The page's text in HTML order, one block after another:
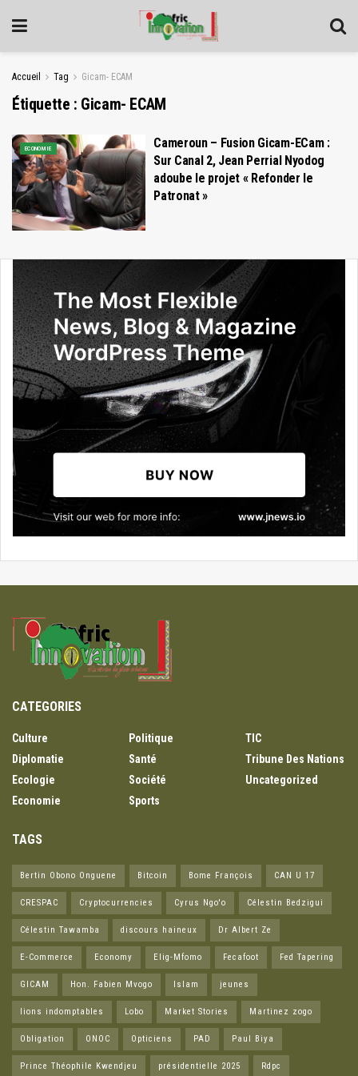
Accueil Tag Gicam- ECAM
Étiquette : Gicam- ECAM
ECONOMIE
Cameroun – Fusion Gicam-ECam :
Sur Canal 2, Jean Perrial Nyodog
adoube le projet « Refonder le
Patronat »
CATEGORIES
Culture
Diplomatie
Ecologie
Economie
Politique
Santé
Société
Sports
TIC
Tribune Des Nations
Uncategorized
TAGS
Bertin Obono Onguene Bitcoin Bome François CAN U 17
CRESPAC Cryptocurrencies Cyrus Ngo'o Célestin Bedzigui
Célestin Tawamba discours haineux Dr Albert Ze
E-Commerce Economy Elig-Mfomo Fecafoot Fed Tapering
GICAM Hon. Fabien Mvogo Islam jeunes
lions indomptables Lobo Market Stories Martinez zogo
Obligation ONOC Opticiens PAD Paul Biya
Prince Théophile Kwendjeu présidentielle 2025 Rdpc